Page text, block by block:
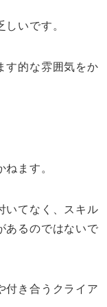
いです。
す的な雰囲気をか
ます。
いてなく、スキル
あるのではないで
付き合うクライア